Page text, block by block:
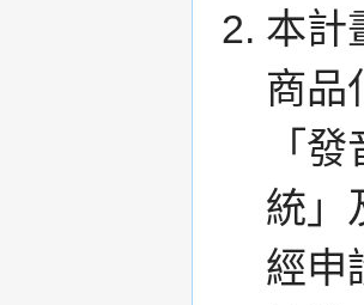
本計
商品
「
統」
經申